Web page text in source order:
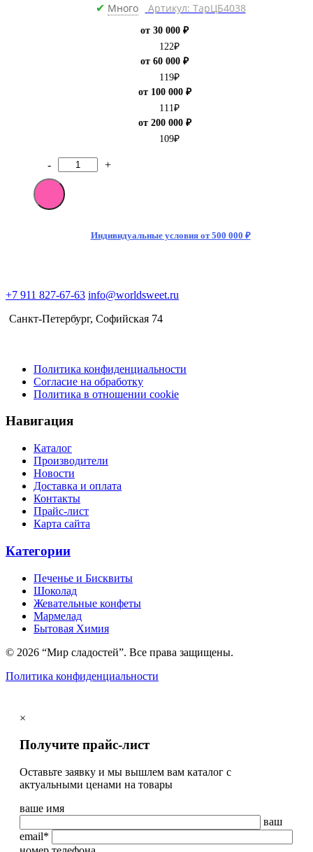
✔ Много Артикул: ТарЦБ4038
от 30 000 ₽
122₽
от 60 000 ₽
119₽
от 100 000 ₽
111₽
от 200 000 ₽
109₽
Количество
товара
[M]Газированный
напиток
США
- +
Индивидуальные условия от 500 000 ₽
+7 911 827-67-63 info@worldsweet.ru
Санкт-Петербург​, Софийская 74
Политика конфиденциальности
Согласие на обработку
Политика в отношении cookie
Навигация
Каталог
Производители
Новости
Доставка и оплата
Контакты
Прайс-лист
Карта сайта
Категории
Печенье и Бисквиты
Шоколад
Жевательные конфеты
Мармелад
Бытовая Химия
© 2026 “Мир сладостей”. Все права защищены.
Политика конфиденциальности
×
Получите прайс-лист
Оставьте заявку и мы вышлем вам каталог с
актуальными ценами на товары
ваше имя
ваш
email*